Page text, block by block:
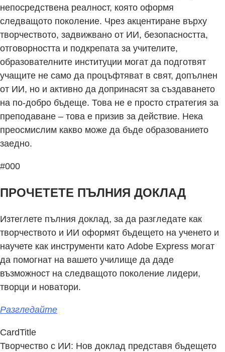
непосредствена реалност, която оформя
следващото поколение. Чрез акцентиране върху
творчеството, задвижвано от ИИ, безопасността,
отговорността и подкрепата за учителите,
образователните институции могат да подготвят
учащите не само да процъфтяват в свят, допълнен
от ИИ, но и активно да допринасят за създаването
на по-добро бъдеще. Това не е просто стратегия за
преподаване – това е призив за действие. Нека
преосмислим какво може да бъде образованието
заедно.
#000
ПРОЧЕТЕТЕ ПЪЛНИЯ ДОКЛАД
Изтеглете пълния доклад, за да разгледате как
творчеството и ИИ оформят бъдещето на ученето и
научете как инструменти като Adobe Express могат
да помогнат на вашето училище да даде
възможност на следващото поколение лидери,
творци и новатори.
Разгледайте
CardTitle
Творчество с ИИ: Нов доклад представя бъдещето